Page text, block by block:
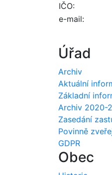
IČO:
e-mail:
Úřad
Archiv
Aktuální
Základní
Archiv 2020-
Zasedání
Povinně
GDPR
Obec